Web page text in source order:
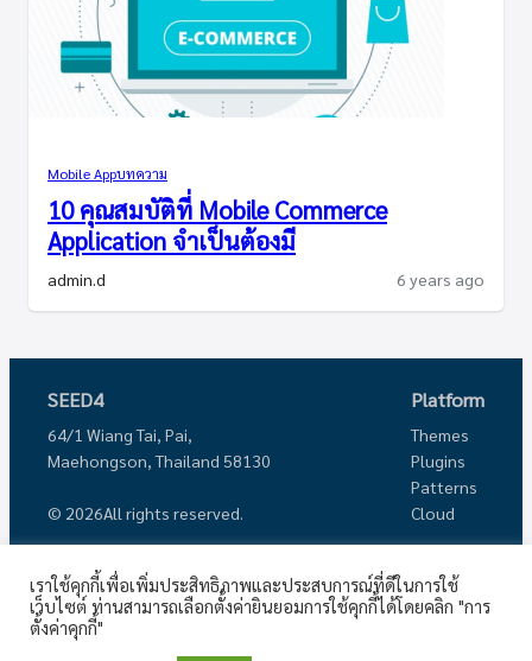
Mobile Appบทความ
10 คุณสมบัติที่ Mobile Commerce
Application จำเป็นต้องมี
admin.d 6 years ago
SEED4
64/1 Wiang Tai, Pai,
Maehongson, Thailand 58130
© 2026All rights reserved.
Platform
Themes
Plugins
Patterns
Cloud
Corporate
Porfolio
Personal Blog
Mission
News
เราใช้คุกกี้เพื่อเพิ่มประสิทธิภาพและประสบการณ์ที่ดีในการใช้
เว็บไซต์ ท่านสามารถเลือกตั้งค่ายินยอมการใช้คุกกี้ได้โดยคลิก "การ
ตั้งค่าคุกกี้"